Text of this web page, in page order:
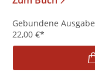
Gebundene Ausgabe
22,00 €*